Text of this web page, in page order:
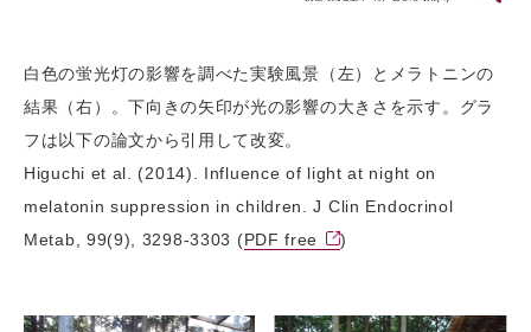
白色の蛍光灯の影響を調べた実験風景（左）とメラトニンの
結果（右）。下向きの矢印が光の影響の大きさを示す。グラ
フは以下の論文から引用して改変。
Higuchi et al. (2014). Influence of light at night on
melatonin suppression in children. J Clin Endocrinol
Metab, 99(9), 3298-3303 (PDF free )